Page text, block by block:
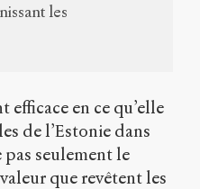
les
en ce qu’elle
de l’Estonie dans
seulement le
que revêtent les